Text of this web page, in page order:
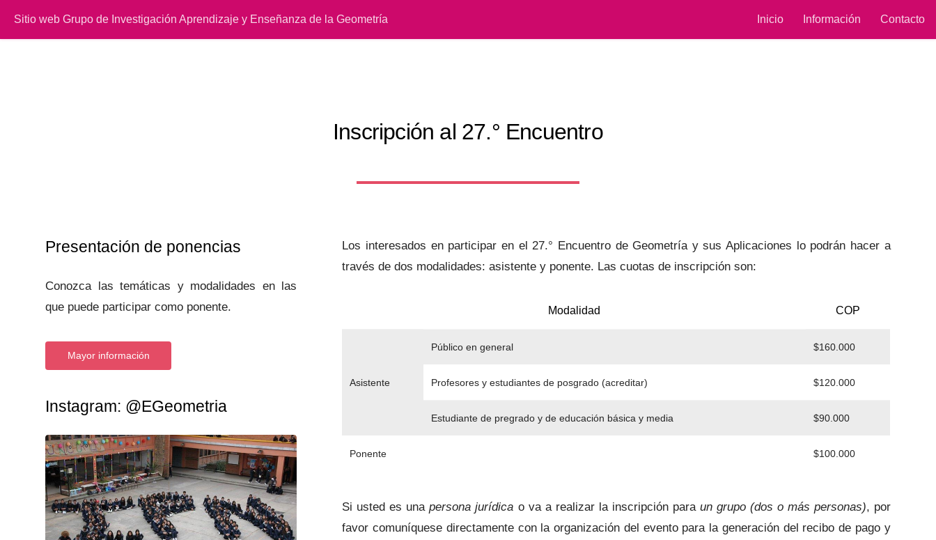
Sitio web Grupo de Investigación Aprendizaje y Enseñanza de la Geometría Inicio Información Contacto
Inscripción al 27.° Encuentro
Presentación de ponencias
Conozca las temáticas y modalidades en las
que puede participar como ponente.
Mayor información
Instagram: @EGeometria
Los interesados en participar en el 27.° Encuentro de Geometría y sus Aplicaciones lo podrán hacer a
través de dos modalidades: asistente y ponente. Las cuotas de inscripción son:
Modalidad COP
Asistente
Público en general $160.000
Profesores y estudiantes de posgrado (acreditar) $120.000
Estudiante de pregrado y de educación básica y media $90.000
Ponente $100.000
Si usted es unapersona jurídica o va a realizar la inscripción para un grupo (dos o más personas), por
favor comuníquese directamente con la organización del evento para la generación del recibo de pago y